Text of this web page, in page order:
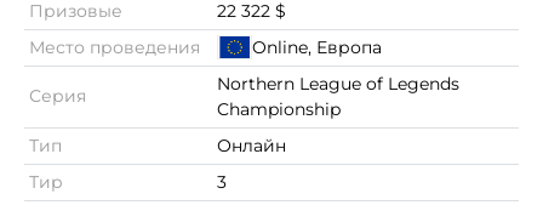
Призовые
22 322 $
Место проведения
Online, Европа
Серия
Northern League of Legends
Championship
Тип
Онлайн
Тир
3